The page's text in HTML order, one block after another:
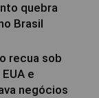
quebra
Brasil
recua sob
e
negócios